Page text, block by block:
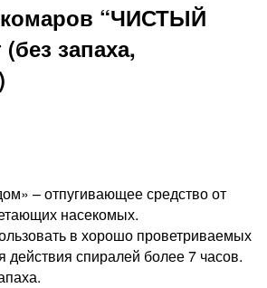
“ЧИСТЫЙ
запаха,
– отпугивающее средство от
насекомых.
в хорошо проветриваемых
спиралей более 7 часов.